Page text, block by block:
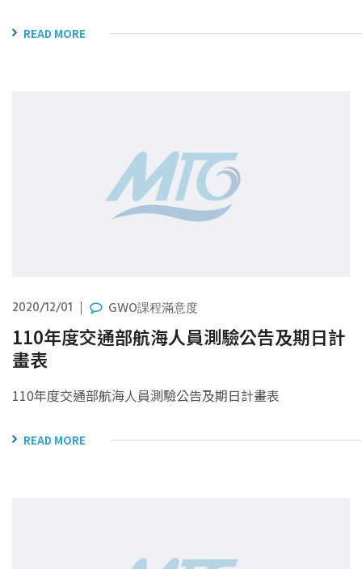
READ MORE
2020/12/01 GWO課程滿意度
110年度交通部航海人員測驗公告及期日計
畫表
110年度交通部航海人員測驗公告及期日計畫表
READ MORE